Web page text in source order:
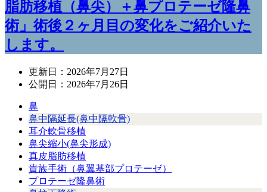
脂肪移植（鼻尖）＋鼻プロテーゼ隆鼻
術」術後２ヶ月目の変化をご紹介いた
します。
更新日： 2026年7月27日
公開日： 2026年7月26日
鼻
鼻中隔延長(鼻中隔軟骨)
耳介軟骨移植
鼻尖縮小(鼻尖形成)
真皮脂肪移植
貴族手術（鼻翼基部プロテーゼ）
プロテーゼ隆鼻術